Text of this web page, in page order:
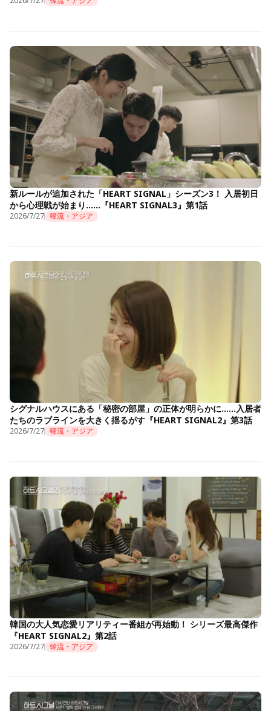
新ルールが追加された「HEART SIGNAL」シーズン3！ 入居初日
から心理戦が始まり……『HEART SIGNAL3』第1話
2026/7/27 韓流・アジア
シグナルハウスにある「秘密の部屋」の正体が明らかに……入居者
たちのラブラインを大きく揺るがす『HEART SIGNAL2』第3話
2026/7/27 韓流・アジア
韓国の大人気恋愛リアリティー番組が再始動！ シリーズ最高傑作
『HEART SIGNAL2』第2話
2026/7/27 韓流・アジア